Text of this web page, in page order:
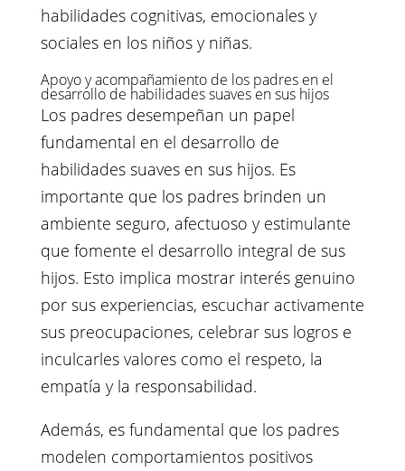
habilidades cognitivas, emocionales y
sociales en los niños y niñas.
Apoyo y acompañamiento de los padres en el
desarrollo de habilidades suaves en sus hijos
Los padres desempeñan un papel
fundamental en el desarrollo de
habilidades suaves en sus hijos. Es
importante que los padres brinden un
ambiente seguro, afectuoso y estimulante
que fomente el desarrollo integral de sus
hijos. Esto implica mostrar interés genuino
por sus experiencias, escuchar activamente
sus preocupaciones, celebrar sus logros e
inculcarles valores como el respeto, la
empatía y la responsabilidad.
Además, es fundamental que los padres
modelen comportamientos positivos